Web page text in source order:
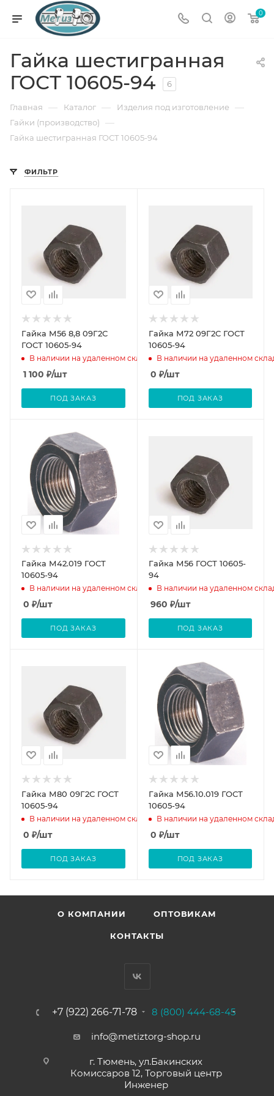
0
Гайка шестигранная
ГОСТ 10605-94
6
Главная — Каталог — Изделия под изготовление —
Гайки (производство) —
Гайка шестигранная ГОСТ 10605-94
ФИЛЬТР
Гайка М56 8,8 09Г2С
ГОСТ 10605-94
В наличии на удаленном складе
1 100 ₽/шт
ПОД ЗАКАЗ
Гайка М72 09Г2С ГОСТ
10605-94
В наличии на удаленном
0 ₽/шт
ПОД ЗАКАЗ
Гайка М42.019 ГОСТ
10605-94
В наличии на удаленном складе
0 ₽/шт
ПОД ЗАКАЗ
Гайка М56 ГОСТ 10605-
94
В наличии на удаленном
960 ₽/шт
ПОД ЗАКАЗ
Гайка М80 09Г2С ГОСТ
10605-94
В наличии на удаленном складе
0 ₽/шт
ПОД ЗАКАЗ
Гайка М56.10.019 ГОСТ
10605-94
В наличии на удаленном
0 ₽/шт
ПОД ЗАКАЗ
О КОМПАНИИ ОПТОВИКАМ
КОНТАКТЫ
+7 (922) 266-71-78 8 (800) 444-68-45
info@metiztorg-shop.ru
г. Тюмень, ул.Бакинских
Комиссаров 12, Торговый центр
Инженер